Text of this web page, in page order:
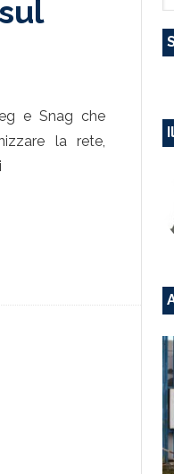
e Snag che
la rete,